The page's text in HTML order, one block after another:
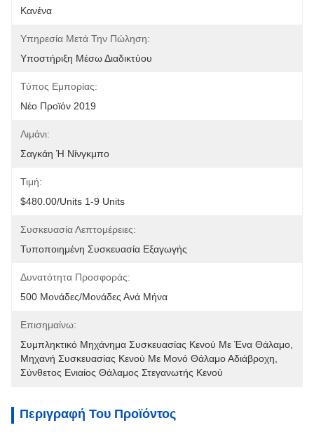
Κανένα
Υπηρεσία Μετά Την Πώληση:
Υποστήριξη Μέσω Διαδικτύου
Τύπος Εμπορίας:
Νέο Προϊόν 2019
Λιμάνι:
Σαγκάη Ή Νίνγκμπο
Τιμή:
$480.00/units 1-9 Units
Συσκευασία Λεπτομέρειες:
Τυποποιημένη Συσκευασία Εξαγωγής
Δυνατότητα Προσφοράς:
500 Μονάδες/μονάδες Ανά Μήνα
Επισημαίνω:
Συμπληκτικό Μηχάνημα Συσκευασίας Κενού Με Ένα Θάλαμο
Μηχανή Συσκευασίας Κενού Με Μονό Θάλαμο Αδιάβροχη
Σύνθετος Ενιαίος Θάλαμος Στεγανωτής Κενού
Περιγραφή Του Προϊόντος